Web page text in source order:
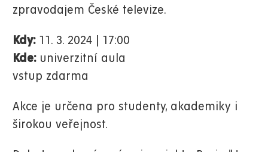
zpravodajem České televize.
Kdy:11. 3. 2024 | 17:00
Kde:univerzitní aula
vstup zdarma
Akce je určena pro studenty, akademiky i
širokou veřejnost.